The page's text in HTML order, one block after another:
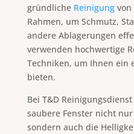
gründliche Reinigungvon
Rahmen, um Schmutz,
andere Ablagerungen
verwenden hochwertige
Techniken, um Ihnen ein
bieten.
Bei T&D
saubere Fenster nicht
sondern auch die